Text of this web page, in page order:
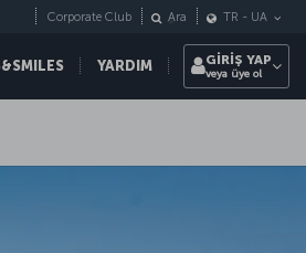
YARDIM
Corporate Club Ara TR - UA
GİRİŞ YAP
veya üye ol